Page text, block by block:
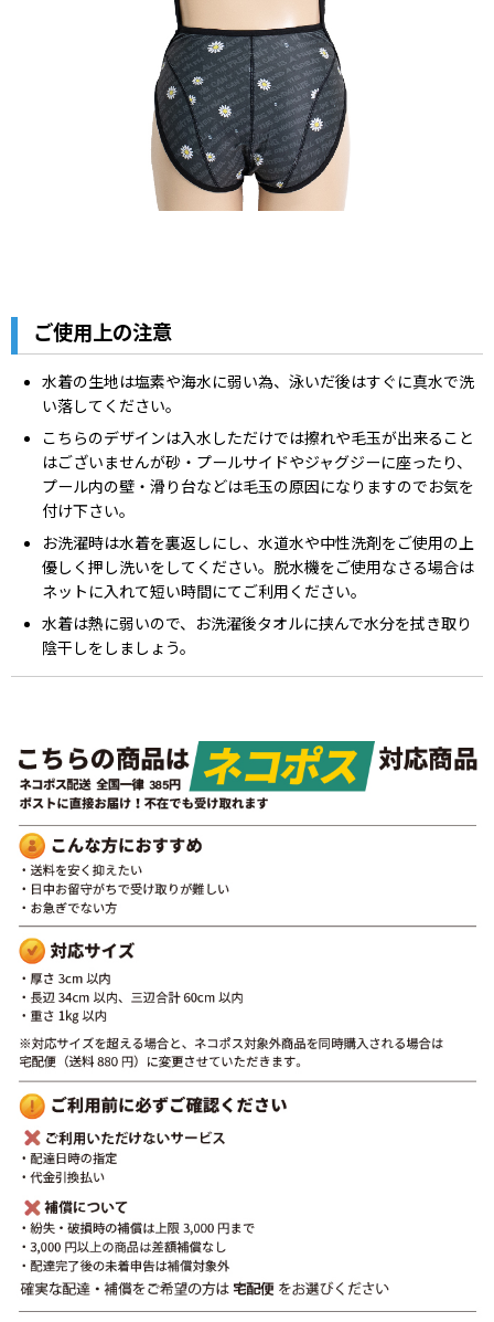
ご使用上の注意
水着の生地は塩素や海水に弱い為、泳いだ後はすぐに真水で洗
い落してください。
こちらのデザインは入水しただけでは擦れや毛玉が出来ること
はございませんが砂・プールサイドやジャグジーに座ったり、
プール内の壁・滑り台などは毛玉の原因になりますのでお気を
付け下さい。
お洗濯時は水着を裏返しにし、水道水や中性洗剤をご使用の上
優しく押し洗いをしてください。脱水機をご使用なさる場合は
ネットに入れて短い時間にてご利用ください。
水着は熱に弱いので、お洗濯後タオルに挟んで水分を拭き取り
陰干しをしましょう。